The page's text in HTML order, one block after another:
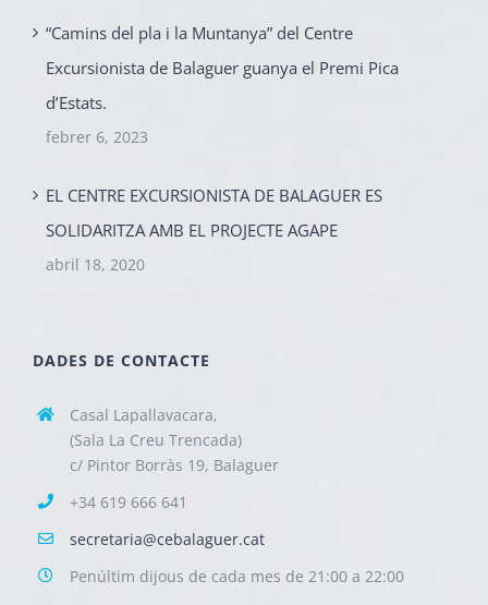
“Camins del pla i la Muntanya” del Centre
Excursionista de Balaguer guanya el Premi Pica
d’Estats.
febrer 6, 2023
EL CENTRE EXCURSIONISTA DE BALAGUER ES
SOLIDARITZA AMB EL PROJECTE AGAPE
abril 18, 2020
DADES DE CONTACTE
Casal Lapallavacara,
(Sala La Creu Trencada)
c/ Pintor Borràs 19, Balaguer
+34 619 666 641
secretaria@cebalaguer.cat
Penúltim dijous de cada mes de 21:00 a 22:00